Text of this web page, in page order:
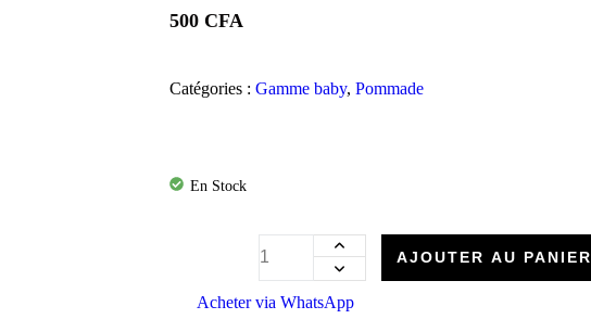
500 CFA
Catégories : Gamme baby, Pommade
En Stock
AJOUTER AU PANIER
Acheter via WhatsApp